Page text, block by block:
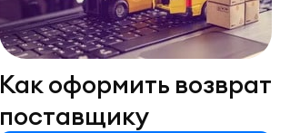
Как оформить возврат
поставщику